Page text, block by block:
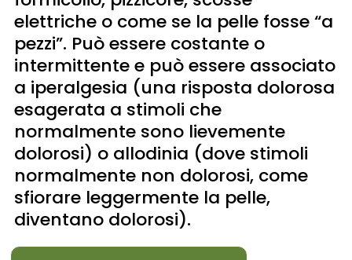
elettriche o come se la pelle fosse “a
pezzi”. Può essere costante o
intermittente e può essere associato
a iperalgesia (una risposta dolorosa
esagerata a stimoli che
normalmente sono lievemente
dolorosi) o allodinia (dove stimoli
normalmente non dolorosi, come
sfiorare leggermente la pelle,
diventano dolorosi).